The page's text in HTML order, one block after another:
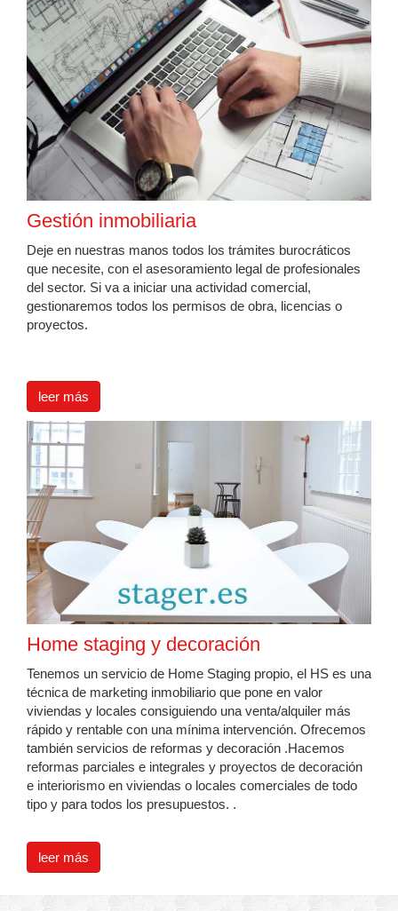
Gestión inmobiliaria
Deje en nuestras manos todos los trámites burocráticos
que necesite, con el asesoramiento legal de profesionales
del sector. Si va a iniciar una actividad comercial,
gestionaremos todos los permisos de obra, licencias o
proyectos.
leer más
Home staging y decoración
Tenemos un servicio de Home Staging propio, el HS es una
técnica de marketing inmobiliario que pone en valor
viviendas y locales consiguiendo una venta/alquiler más
rápido y rentable con una mínima intervención. Ofrecemos
también servicios de reformas y decoración .Hacemos
reformas parciales e integrales y proyectos de decoración
e interiorismo en viviendas o locales comerciales de todo
tipo y para todos los presupuestos. .
leer más